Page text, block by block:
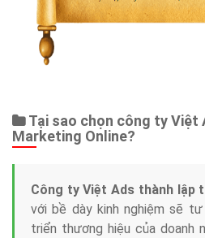
Tại sao chọn công ty Việt
Marketing Online?
Công ty Việt Ads thành lập
với bề dày kinh nghiệm sẽ
triển thương hiệu của doanh